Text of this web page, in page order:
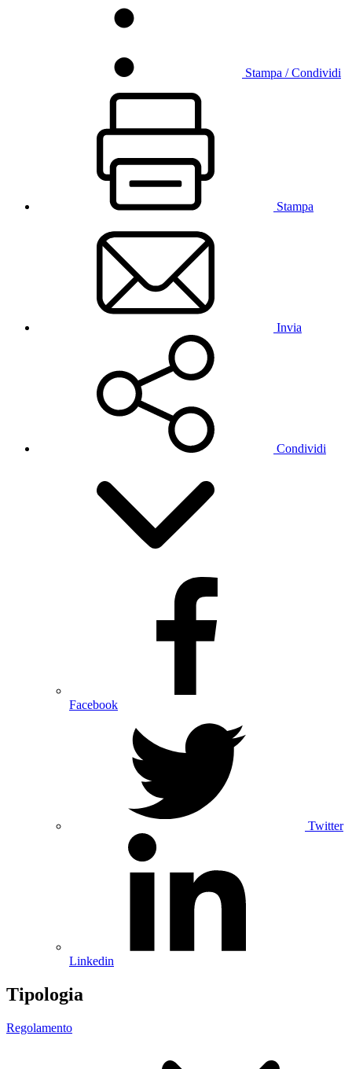
Stampa / Condividi
Stampa
Invia
Condividi
Facebook
Twitter
Linkedin
Tipologia
Regolamento